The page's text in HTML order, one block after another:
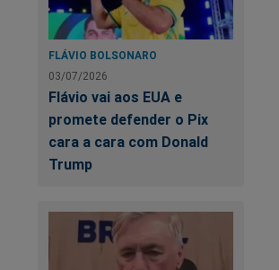
FLÁVIO BOLSONARO
03/07/2026
Flávio vai aos EUA e
promete defender o Pix
cara a cara com Donald
Trump